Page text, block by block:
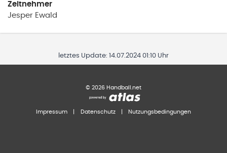
Zeitnehmer
Jesper Ewald
letztes Update: 14.07.2024 01:10 Uhr
© 2026 Handball.net
Impressum Datenschutz Nutzungsbedingungen